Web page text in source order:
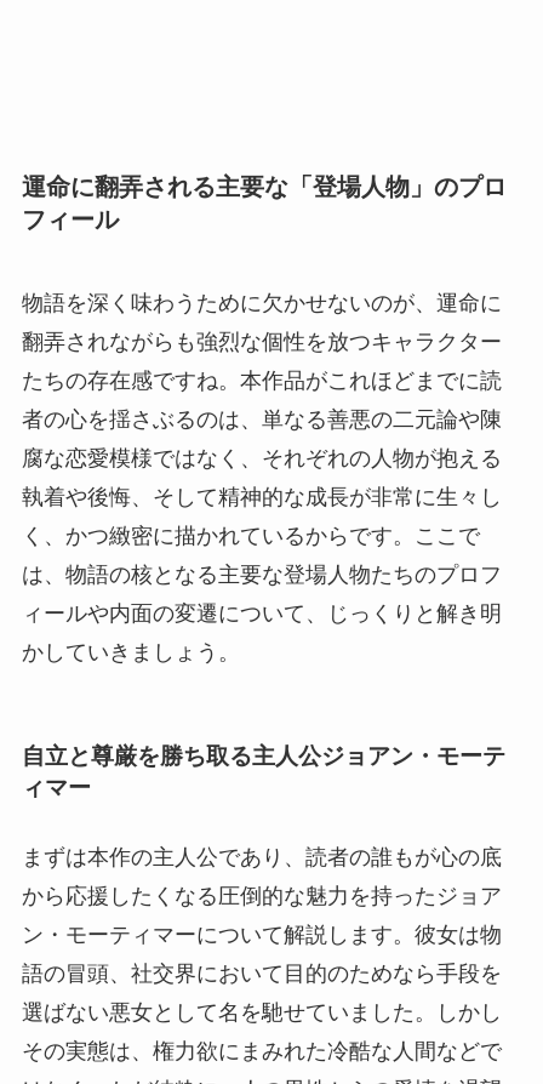
運命に翻弄される主要な「登場人物」のプロ
フィール
物語を深く味わうために欠かせないのが、運命に
翻弄されながらも強烈な個性を放つキャラクター
たちの存在感ですね。本作品がこれほどまでに読
者の心を揺さぶるのは、単なる善悪の二元論や陳
腐な恋愛模様ではなく、それぞれの人物が抱える
執着や後悔、そして精神的な成長が非常に生々し
く、かつ緻密に描かれているからです。ここで
は、物語の核となる主要な登場人物たちのプロフ
ィールや内面の変遷について、じっくりと解き明
かしていきましょう。
自立と尊厳を勝ち取る主人公ジョアン・モーテ
ィマー
まずは本作の主人公であり、読者の誰もが心の底
から応援したくなる圧倒的な魅力を持ったジョア
ン・モーティマーについて解説します。彼女は物
語の冒頭、社交界において目的のためなら手段を
選ばない悪女として名を馳せていました。しかし
その実態は、権力欲にまみれた冷酷な人間などで